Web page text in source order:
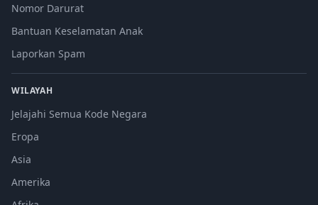
Nomor Darurat
Bantuan Keselamatan Anak
Laporkan Spam
WILAYAH
Jelajahi Semua Kode Negara
Eropa
Asia
Amerika